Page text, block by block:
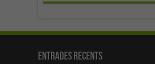
Entrades recents